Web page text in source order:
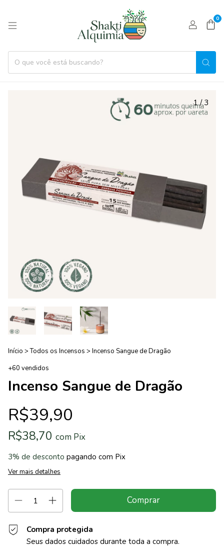
0
1/3
Início > Todos os Incensos > Incenso Sangue de Dragão
+60 vendidos
Incenso Sangue de Dragão
R$39,90
R$38,70 com Pix
3% de desconto pagando com Pix
Ver mais detalhes
Compra protegida
Seus dados cuidados durante toda a compra.